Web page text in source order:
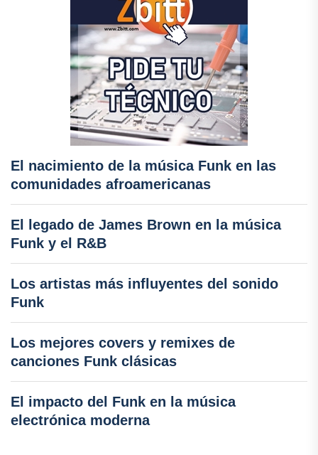
El nacimiento de la música Funk en las
comunidades afroamericanas
El legado de James Brown en la música
Funk y el R&B
Los artistas más influyentes del sonido
Funk
Los mejores covers y remixes de
canciones Funk clásicas
El impacto del Funk en la música
electrónica moderna